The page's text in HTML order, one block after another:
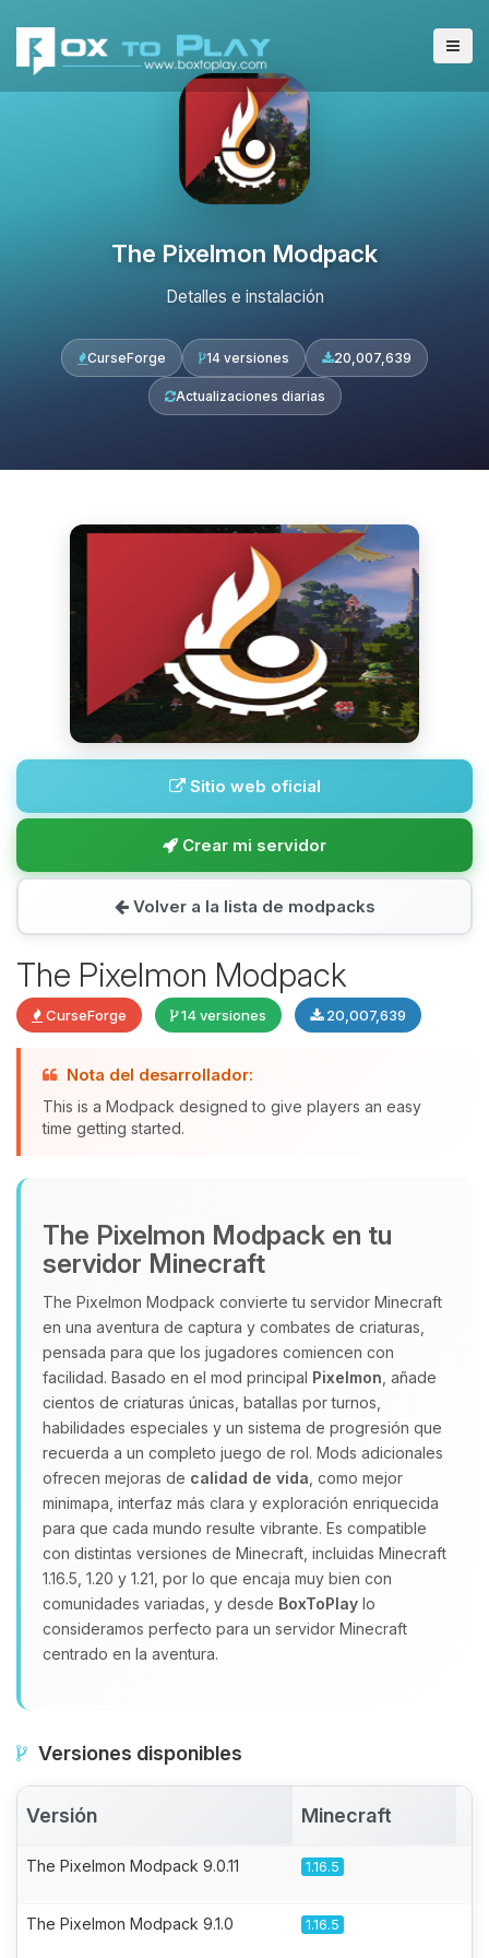
The Pixelmon Modpack
Detalles e instalación
CurseForge 14 versiones 20,007,639
Actualizaciones diarias
Sitio web oficial
Crear mi servidor
Volver a la lista de modpacks
The Pixelmon Modpack
CurseForge 14 versiones 20,007,639
Nota del desarrollador:
This is a Modpack designed to give players an easy
time getting started.
The Pixelmon Modpack en tu
servidor Minecraft
The Pixelmon Modpack convierte tu servidor Minecraft
en una aventura de captura y combates de criaturas,
pensada para que los jugadores comiencen con
facilidad. Basado en el mod principal Pixelmon , añade
cientos de criaturas únicas, batallas por turnos,
habilidades especiales y un sistema de progresión que
recuerda a un completo juego de rol. Mods adicionales
ofrecen mejoras de calidad de vida , como mejor
minimapa, interfaz más clara y exploración enriquecida
para que cada mundo resulte vibrante. Es compatible
con distintas versiones de Minecraft, incluidas Minecraft
1.16.5, 1.20 y 1.21, por lo que encaja muy bien con
comunidades variadas, y desde BoxToPlay lo
consideramos perfecto para un servidor Minecraft
centrado en la aventura.
Versiones disponibles
Versión Minecraft
The Pixelmon Modpack 9.0.11 1.16.5
The Pixelmon Modpack 9.1.0 1.16.5
Yupi, por fin alguien con quien
hablar! Soy Choupy, tu pequeno
asistente de BoxToPlay. Cuentame
que necesitas y moveré mis
pequenos circuitos para ayudarte.
08/08/2026 06:54